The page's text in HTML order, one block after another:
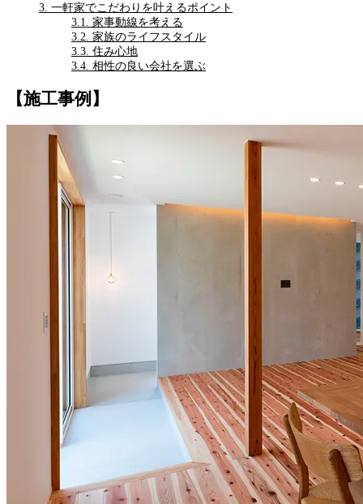
3. 一軒家でこだわりを叶えるポイント
3.1.
家事動線を考える
3.2. 家族のライフスタイル
3.3. 住み心地
3.4. 相性の良い会社を選ぶ
【施工事例】